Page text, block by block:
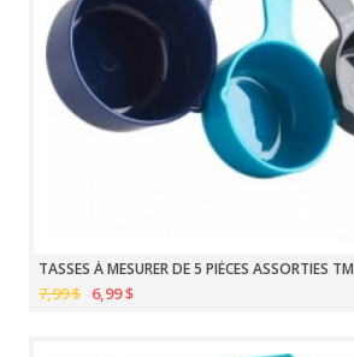
TASSES À MESURER DE 5 PIÈCES ASSORTIES TM
7,99 $ 6,99 $